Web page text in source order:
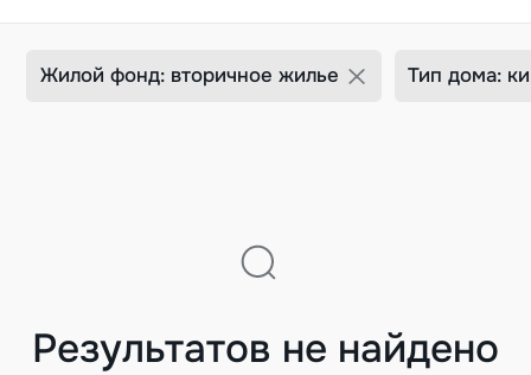
Жилой фонд: вторичное жилье Тип дома:
Результатов не найдено